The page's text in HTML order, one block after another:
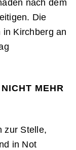
nach dem
Die
in Kirchberg an
MEHR
zur Stelle,
in Not